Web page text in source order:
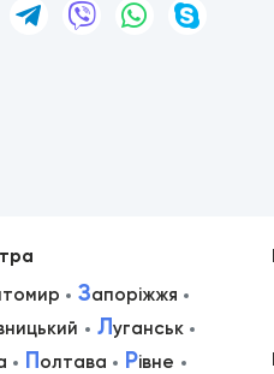
Запоріжжя
Луганськ
Полтава Рівне